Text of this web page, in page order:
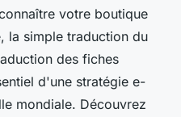
votre boutique
la simple traduction du
des fiches
d'une stratégie e-
mondiale. Découvrez